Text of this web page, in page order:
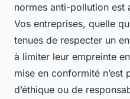
normes anti-pollution est
Vos entreprises, quelle
tenues de respecter un
à limiter leur empreinte
mise en conformité n’est
d’éthique ou de